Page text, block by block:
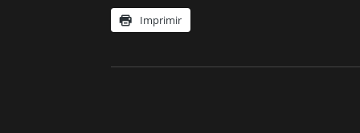
Imprimir